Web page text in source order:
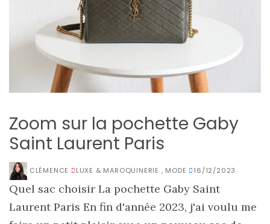
Zoom sur la pochette Gaby
Saint Laurent Paris
CLÉMENCE LUXE & MAROQUINERIE , MODE 16/12/2023
Quel sac choisir La pochette Gaby Saint
Laurent Paris En fin d'année 2023, j'ai voulu me